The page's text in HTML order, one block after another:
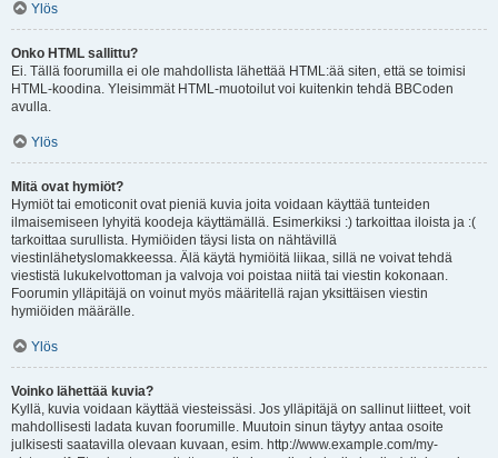
Ylös
Onko HTML sallittu?
Ei. Tällä foorumilla ei ole mahdollista lähettää HTML:ää siten, että se toimisi
HTML-koodina. Yleisimmät HTML-muotoilut voi kuitenkin tehdä BBCoden
avulla.
Ylös
Mitä ovat hymiöt?
Hymiöt tai emoticonit ovat pieniä kuvia joita voidaan käyttää tunteiden
ilmaisemiseen lyhyitä koodeja käyttämällä. Esimerkiksi :) tarkoittaa iloista ja :(
tarkoittaa surullista. Hymiöiden täysi lista on nähtävillä
viestinlähetyslomakkeessa. Älä käytä hymiöitä liikaa, sillä ne voivat tehdä
viestistä lukukelvottoman ja valvoja voi poistaa niitä tai viestin kokonaan.
Foorumin ylläpitäjä on voinut myös määritellä rajan yksittäisen viestin
hymiöiden määrälle.
Ylös
Voinko lähettää kuvia?
Kyllä, kuvia voidaan käyttää viesteissäsi. Jos ylläpitäjä on sallinut liitteet, voit
mahdollisesti ladata kuvan foorumille. Muutoin sinun täytyy antaa osoite
julkisesti saatavilla olevaan kuvaan, esim. http://www.example.com/my-